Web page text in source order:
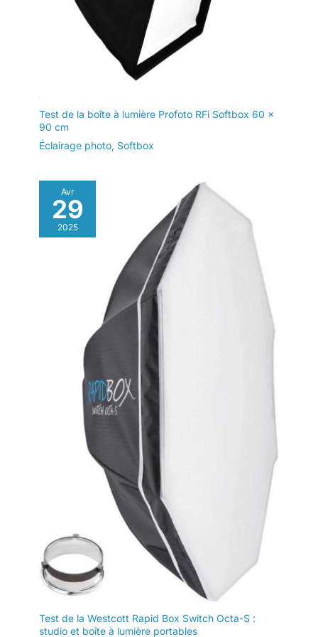
un transport facile. La
tente est également
légère et peut être
rapidement
démontée, ce qui la
maison ou en
Test de la boîte à lumière Profoto RFi Softbox 60 x
90 cm
Éclairage photo, Softbox
Avr
29
2025
Test de la Westcott Rapid Box Switch Octa-S :
studio et boîte à lumière portables